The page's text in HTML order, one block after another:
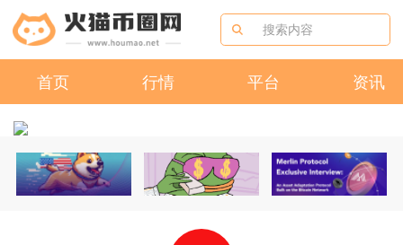
首页 行情 平台 资讯